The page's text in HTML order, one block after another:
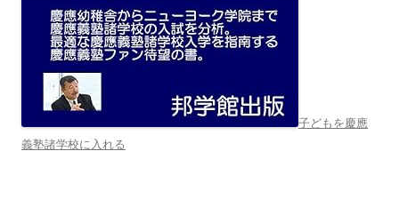
子どもを慶應
義塾諸学校に入れる